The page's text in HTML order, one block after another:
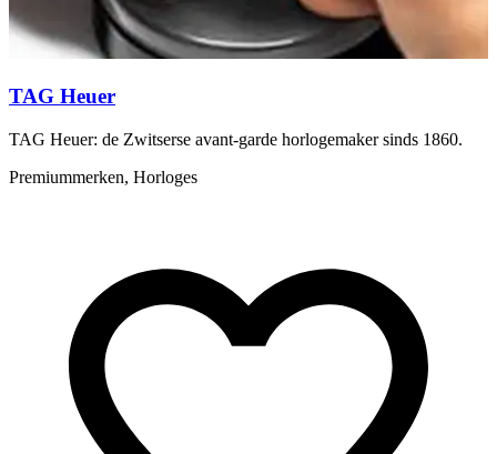
TAG Heuer
TAG Heuer: de Zwitserse avant-garde horlogemaker sinds 1860.
Premiummerken, Horloges